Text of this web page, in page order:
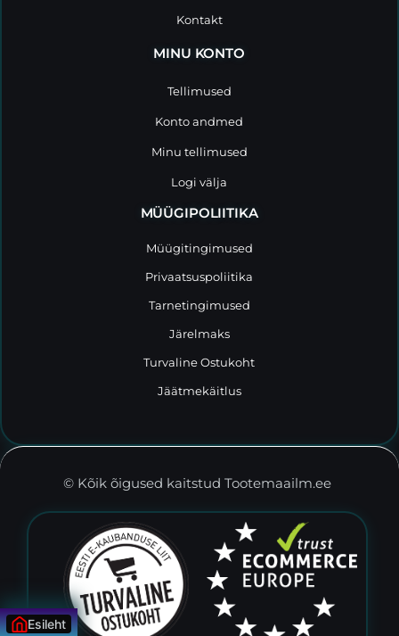
Kontakt
MINU KONTO
Tellimused
Konto andmed
Minu tellimused
Logi välja
MÜÜGIPOLIITIKA
Müügitingimused
Privaatsuspoliitika
Tarnetingimused
Järelmaks
Turvaline Ostukoht
Jäätmekäitlus
© Kõik õigused kaitstud Tootemaailm.ee
Esileht